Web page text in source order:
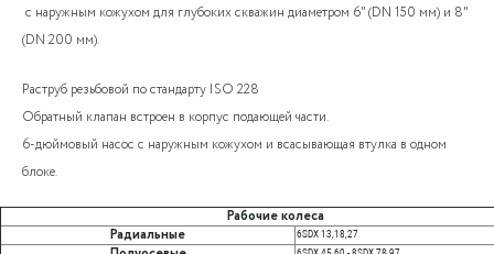
с наружным кожухом для глубоких скважин диаметром 6" (DN 150 мм) и 8"
(DN 200 мм).
Раструб резьбовой по стандарту ISO 228
Обратный клапан встроен в корпус подающей части.
6-дюймовый насос с наружным кожухом и всасывающая втулка в одном
блоке.
Рабочие колеса
Радиальные
6SDX 13,18,27